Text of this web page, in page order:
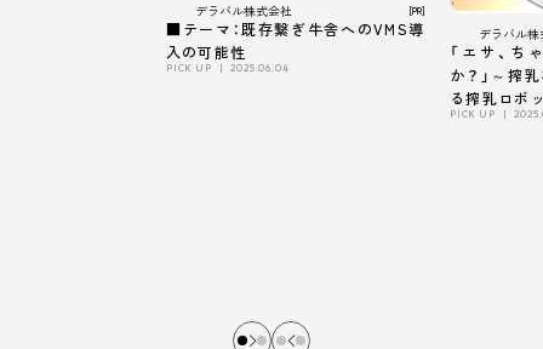
デラバル株式会社 [PR]
■テーマ：既存繋ぎ牛舎へのVMS導
入の可能性
PICK UP 2025.06.04
デラバル
「エサ、ち
か？」～搾
る搾乳ロボ
係～
PICK UP